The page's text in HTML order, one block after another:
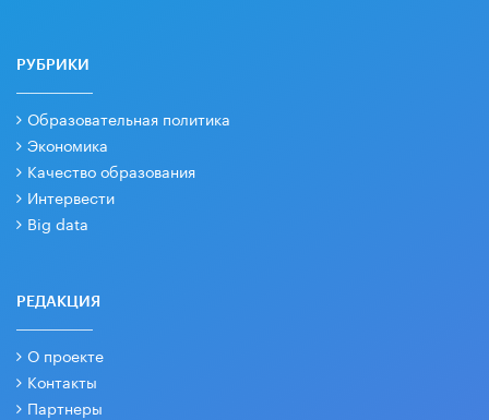
РУБРИКИ
Образовательная политика
Экономика
Качество образования
Интервести
Big data
РЕДАКЦИЯ
О проекте
Контакты
Партнеры